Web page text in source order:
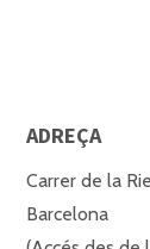
ADREÇA
Carrer de la
Barcelona